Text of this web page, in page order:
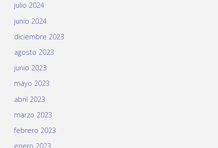
julio 2024
junio 2024
diciembre 2023
agosto 2023
junio 2023
mayo 2023
abril 2023
marzo 2023
febrero 2023
enero 2023